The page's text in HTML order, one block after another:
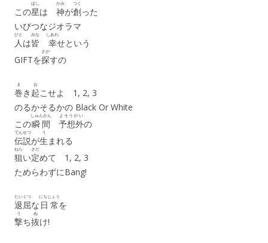
この星
ほし
は 神
かみ
が創
つく
った
いびつなジオラマ
人
ひと
は皆
みな
幸
しあわ
せという
GIFTを探
さが
すの
巻
ま
き 起
お
こせよ 1, 2, 3
のるかそるかの Black Or White
この瞬間
しゅんかん
予想外
よそうがい
の
伝説
でんせつ
が生
う
まれる
狙
ねら
い定
さだ
めて 1, 2, 3
ためらわずにBang!
退屈
たいくつ
な 日常
にちじょう
を
撃
う
ち抜
ぬ
け!